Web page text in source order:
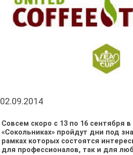
02.09.2014
Совсем скоро с 13 по 16 сентября
«Сокольниках» пройдут дни под
рамках которых состоятся
для профессионалов, так и для